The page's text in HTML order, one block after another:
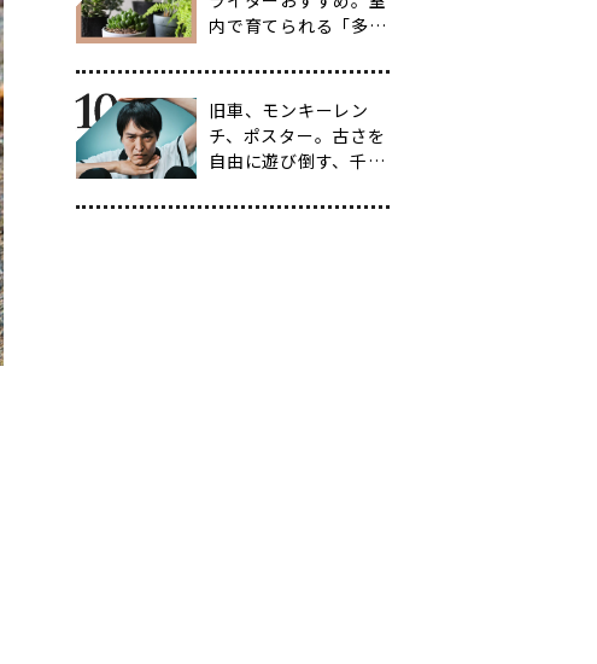
内で育てられる「多肉
育て方も紹介】
旧車、モンキーレン
チ、ポスター。古さを
自由に遊び倒す、千原
ージ愛」